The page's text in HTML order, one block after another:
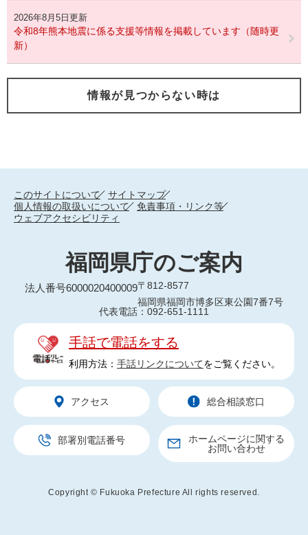
2026年8月5日更新
令和8年熊本地震に係る支援等情報を掲載しています（随時更
新）
情報が見つからない時は
このサイトについて
サイトマップ
個人情報の取扱いについて
免責事項・リンク等
ウェブアクセシビリティ
福岡県庁のご案内
法人番号6000020400009〒812-8577
福岡県福岡市博多区東公園7番7号
代表電話：092-651-1111
手話で電話をする
利用方法： 手話リンクについてをご覧ください。
アクセス 総合相談窓口
部署別電話番号
ホームページに関する
お問い合わせ
Copyright © Fukuoka Prefecture All rights reserved.